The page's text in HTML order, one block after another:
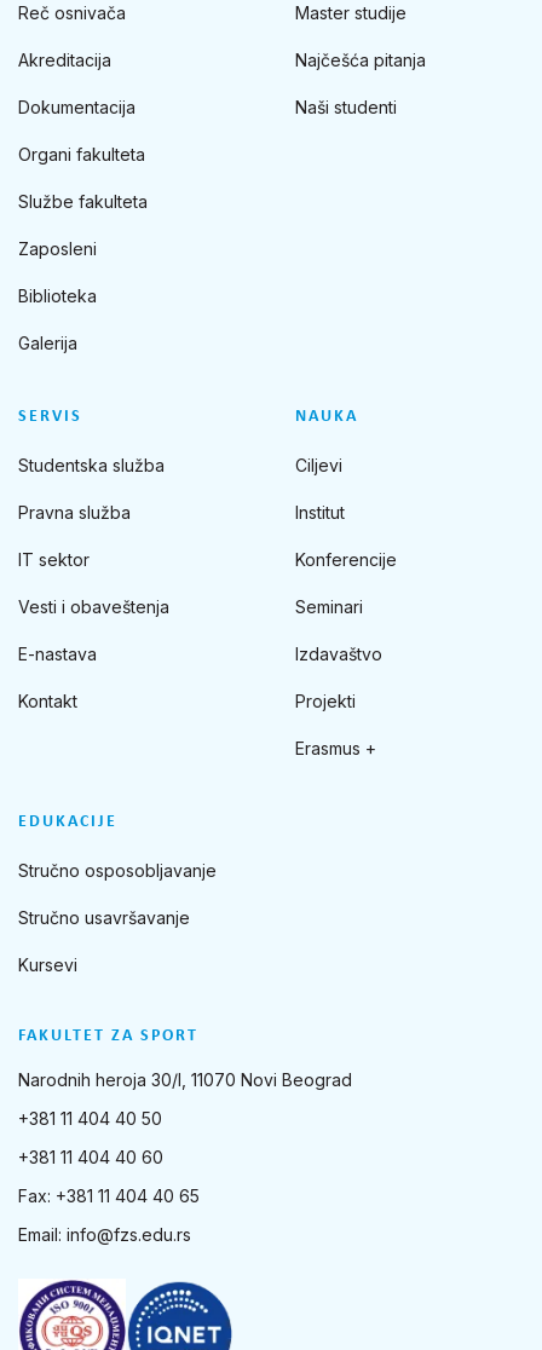
FAKULTET ZA SPORT
Narodnih heroja 30/I, 11070 Novi Beograd
+381 11 404 40 50
+381 11 404 40 60
Fax: +381 11 404 40 65
Email: info@fzs.edu.rs
Reč osnivača
Akreditacija
Dokumentacija
Organi fakulteta
Službe fakulteta
Zaposleni
Biblioteka
Galerija
Master studije
Najčešća pitanja
Naši studenti
SERVIS
Studentska služba
Pravna služba
IT sektor
Vesti i obaveštenja
E-nastava
Kontakt
NAUKA
Ciljevi
Institut
Konferencije
Seminari
Izdavaštvo
Projekti
Erasmus +
EDUKACIJE
Stručno osposobljavanje
Stručno usavršavanje
Kursevi